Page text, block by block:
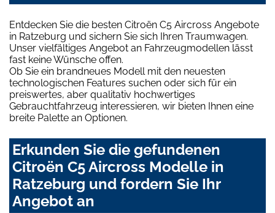
Entdecken Sie die besten Citroën C5 Aircross Angebote
in Ratzeburg und sichern Sie sich Ihren Traumwagen.
Unser vielfältiges Angebot an Fahrzeugmodellen lässt
fast keine Wünsche offen.
Ob Sie ein brandneues Modell mit den neuesten
technologischen Features suchen oder sich für ein
preiswertes, aber qualitativ hochwertiges
Gebrauchtfahrzeug interessieren, wir bieten Ihnen eine
breite Palette an Optionen.
Erkunden Sie die gefundenen
Citroën C5 Aircross Modelle in
Ratzeburg und fordern Sie Ihr
Angebot an